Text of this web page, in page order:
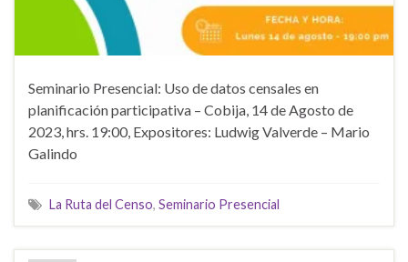
Seminario Presencial: Uso de datos censales en
planificación participativa – Cobija, 14 de Agosto de
2023, hrs. 19:00, Expositores: Ludwig Valverde – Mario
Galindo
La Ruta del Censo, Seminario Presencial